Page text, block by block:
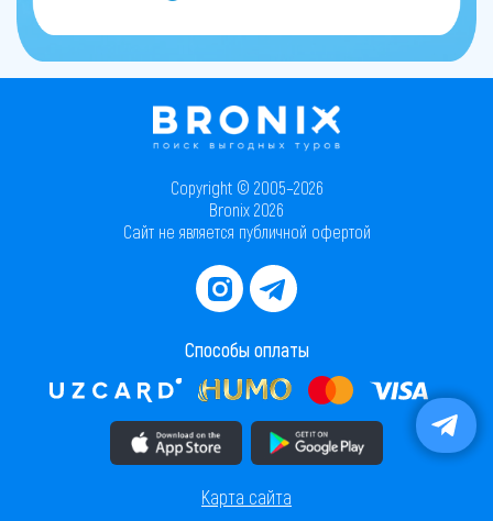
Copyright © 2005–2026
Bronix 2026
Сайт не является публичной офертой
Способы оплаты
Скачать приложение в AppStore Скачать приложение в PlayMarket
Карта сайта